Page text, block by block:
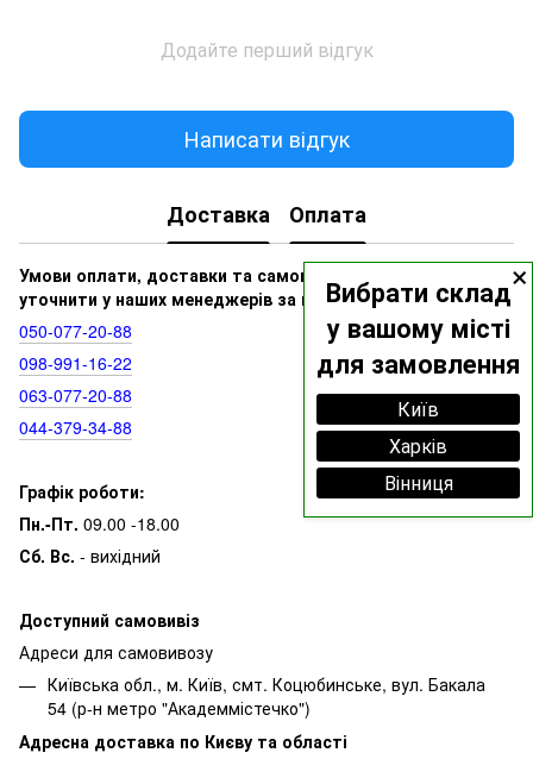
×
Вибрати склад
у вашому місті
для замовлення
Київ
Харків
Вінниця
Додайте перший відгук
Написати відгук
Доставка Оплата
Умови оплати, доставки та самовивозу ви можете
уточнити у наших менеджерів за номерами:
050‑077‑20‑88
098‑991‑16‑22
063‑077‑20‑88
044‑379‑34‑88
Графік роботи:
Пн.-Пт. 09.00 -18.00
Сб. Вс. - вихідний
Доступний самовивіз
Адреси для самовивозу
Київська обл., м. Київ, смт. Коцюбинське, вул. Бакала
54 (р-н метро "Академмістечко")
Адресна доставка по Києву та області